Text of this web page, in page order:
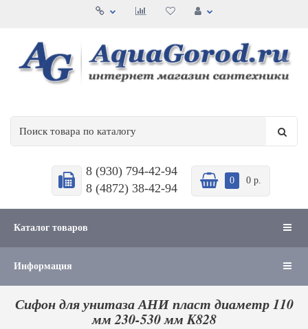
8 (930) 794-42-94
8 (4872) 38-42-94
0 0 р.
Каталог товаров
Информация
Сифон для унитаза АНИ пласт диаметр 110
мм 230-530 мм K828